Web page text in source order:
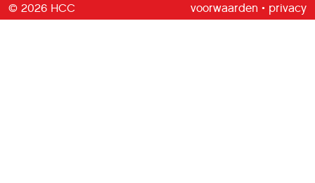
© 2026 HCC voorwaarden • privacy